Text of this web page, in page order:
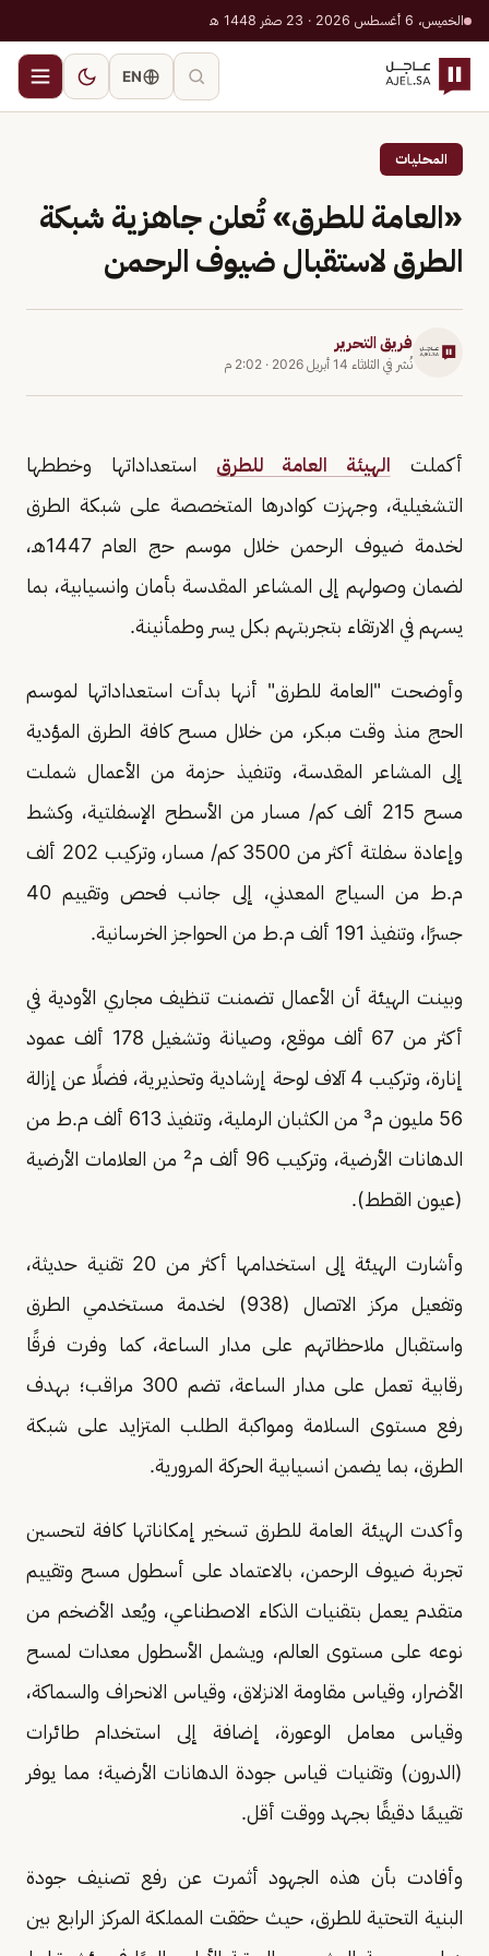
الخميس، 6 أغسطس 2026 · 23 صفر 1448 هـ
EN
المحليات
«العامة للطرق» تُعلن جاهزية شبكة
الطرق لاستقبال ضيوف الرحمن
فريق التحرير
نُشر في الثلاثاء 14 أبريل 2026 · 2:02 م
أكملت الهيئة العامة للطرق استعداداتها وخططها
التشغيلية، وجهزت كوادرها المتخصصة على شبكة الطرق
لخدمة ضيوف الرحمن خلال موسم حج العام 1447هـ،
لضمان وصولهم إلى المشاعر المقدسة بأمان وانسيابية، بما
يسهم في الارتقاء بتجربتهم بكل يسر وطمأنينة.
وأوضحت "العامة للطرق" أنها بدأت استعداداتها لموسم
الحج منذ وقت مبكر، من خلال مسح كافة الطرق المؤدية
إلى المشاعر المقدسة، وتنفيذ حزمة من الأعمال شملت
مسح 215 ألف كم/ مسار من الأسطح الإسفلتية، وكشط
وإعادة سفلتة أكثر من 3500 كم/ مسار، وتركيب 202 ألف
م.ط من السياج المعدني، إلى جانب فحص وتقييم 40
جسرًا، وتنفيذ 191 ألف م.ط من الحواجز الخرسانية.
وبينت الهيئة أن الأعمال تضمنت تنظيف مجاري الأودية في
أكثر من 67 ألف موقع، وصيانة وتشغيل 178 ألف عمود
إنارة، وتركيب 4 آلاف لوحة إرشادية وتحذيرية، فضلًا عن إزالة
56 مليون م³ من الكثبان الرملية، وتنفيذ 613 ألف م.ط من
الدهانات الأرضية، وتركيب 96 ألف م² من العلامات الأرضية
(عيون القطط).
وأشارت الهيئة إلى استخدامها أكثر من 20 تقنية حديثة،
وتفعيل مركز الاتصال (938) لخدمة مستخدمي الطرق
واستقبال ملاحظاتهم على مدار الساعة، كما وفرت فرقًا
رقابية تعمل على مدار الساعة، تضم 300 مراقب؛ بهدف
رفع مستوى السلامة ومواكبة الطلب المتزايد على شبكة
الطرق، بما يضمن انسيابية الحركة المرورية.
وأكدت الهيئة العامة للطرق تسخير إمكاناتها كافة لتحسين
تجربة ضيوف الرحمن، بالاعتماد على أسطول مسح وتقييم
متقدم يعمل بتقنيات الذكاء الاصطناعي، ويُعد الأضخم من
نوعه على مستوى العالم، ويشمل الأسطول معدات لمسح
الأضرار، وقياس مقاومة الانزلاق، وقياس الانحراف والسماكة،
وقياس معامل الوعورة، إضافة إلى استخدام طائرات
(الدرون) وتقنيات قياس جودة الدهانات الأرضية؛ مما يوفر
تقييمًا دقيقًا بجهد ووقت أقل.
وأفادت بأن هذه الجهود أثمرت عن رفع تصنيف جودة
البنية التحتية للطرق، حيث حققت المملكة المركز الرابع بين